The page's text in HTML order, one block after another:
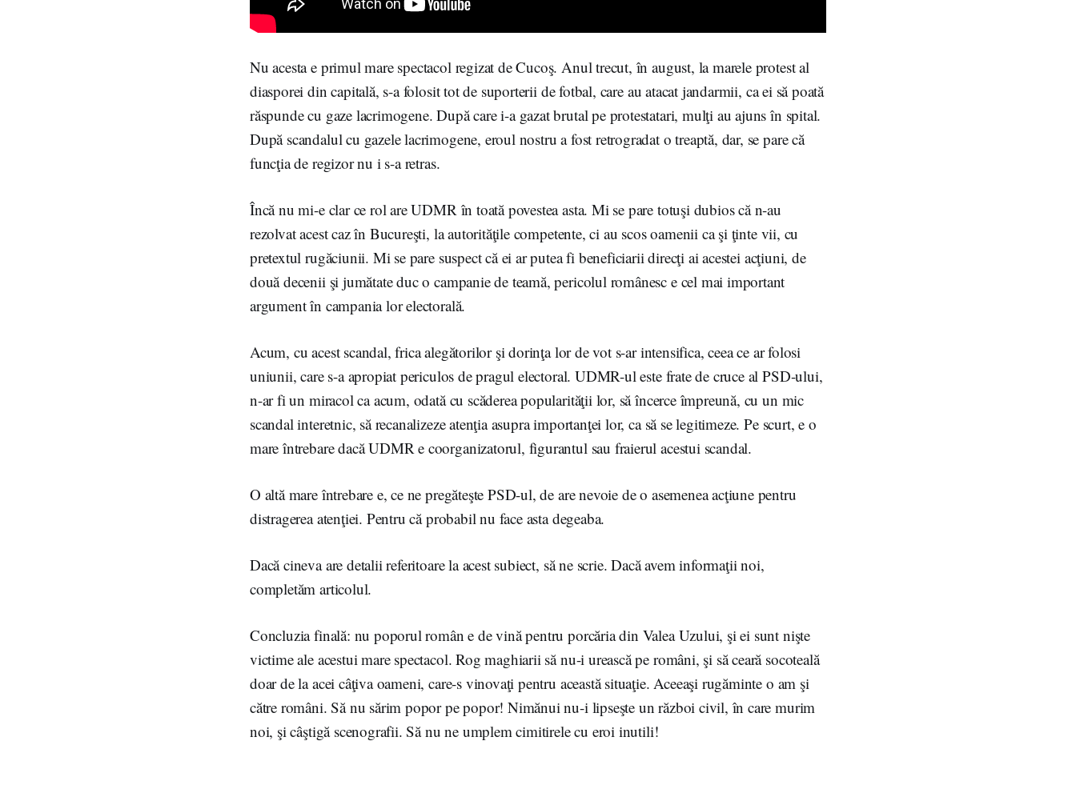
Nu acesta e primul mare spectacol regizat de Cucoş. Anul trecut, în august, la marele protest al
diasporei din capitală, s-a folosit tot de suporterii de fotbal, care au atacat jandarmii, ca ei să poată
răspunde cu gaze lacrimogene. După care i-a gazat brutal pe protestatari, mulţi au ajuns în spital.
După scandalul cu gazele lacrimogene, eroul nostru a fost retrogradat o treaptă, dar, se pare că
funcţia de regizor nu i s-a retras.
Încă nu mi-e clar ce rol are UDMR în toată povestea asta. Mi se pare totuşi dubios că n-au
rezolvat acest caz în Bucureşti, la autorităţile competente, ci au scos oamenii ca şi ţinte vii, cu
pretextul rugăciunii. Mi se pare suspect că ei ar putea fi beneficiarii direcţi ai acestei acţiuni, de
două decenii şi jumătate duc o campanie de teamă, pericolul românesc e cel mai important
argument în campania lor electorală.
Acum, cu acest scandal, frica alegătorilor şi dorinţa lor de vot s-ar intensifica, ceea ce ar folosi
uniunii, care s-a apropiat periculos de pragul electoral. UDMR-ul este frate de cruce al PSD-ului,
n-ar fi un miracol ca acum, odată cu scăderea popularităţii lor, să încerce împreună, cu un mic
scandal interetnic, să recanalizeze atenţia asupra importanţei lor, ca să se legitimeze. Pe scurt, e o
mare întrebare dacă UDMR e coorganizatorul, figurantul sau fraierul acestui scandal.
O altă mare întrebare e, ce ne pregăteşte PSD-ul, de are nevoie de o asemenea acţiune pentru
distragerea atenţiei. Pentru că probabil nu face asta degeaba.
Dacă cineva are detalii referitoare la acest subiect, să ne scrie. Dacă avem informaţii noi,
completăm articolul.
Concluzia finală: nu poporul român e de vină pentru porcăria din Valea Uzului, şi ei sunt nişte
victime ale acestui mare spectacol. Rog maghiarii să nu-i urească pe români, şi să ceară socoteală
doar de la acei câţiva oameni, care-s vinovaţi pentru această situaţie. Aceeaşi rugăminte o am şi
către români. Să nu sărim popor pe popor! Nimănui nu-i lipseşte un război civil, în care murim
noi, şi câştigă scenografii. Să nu ne umplem cimitirele cu eroi inutili!